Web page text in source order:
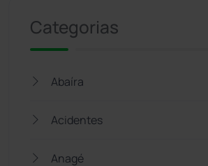
Categorias
Abaíra
Acidentes
Anagé